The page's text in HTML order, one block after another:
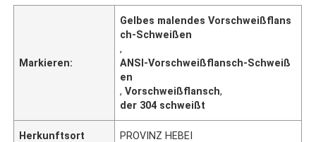
Markieren:
Gelbes malendes Vorschweißflans
ch-Schweißen
,
ANSI-Vorschweißflansch-Schweiß
en
,Vorschweißflansch,
der 304 schweißt
Herkunftsort PROVINZ HEBEI